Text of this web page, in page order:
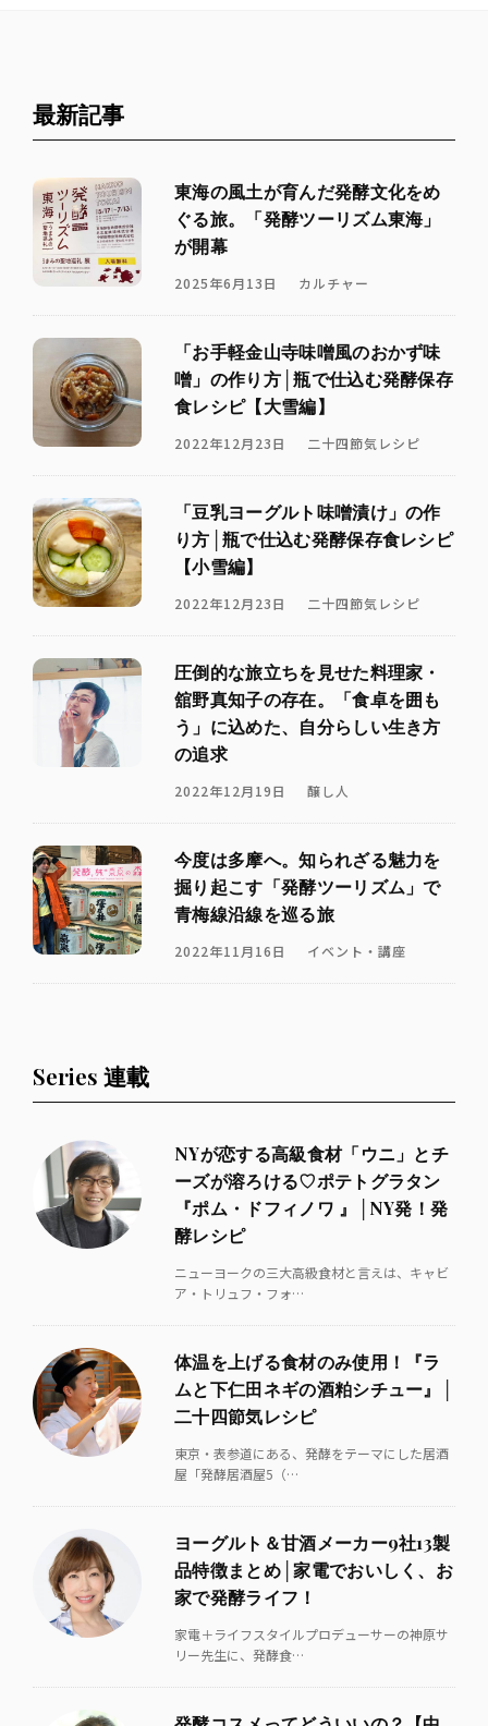
最新記事
東海の風土が育んだ発酵文化をめ
ぐる旅。「発酵ツーリズム東海」
が開幕
2025年6月13日 カルチャー
「お手軽金山寺味噌風のおかず味
噌」の作り方│瓶で仕込む発酵保存
食レシピ【大雪編】
2022年12月23日 二十四節気レシピ
「豆乳ヨーグルト味噌漬け」の作
り方│瓶で仕込む発酵保存食レシピ
【小雪編】
2022年12月23日 二十四節気レシピ
圧倒的な旅立ちを見せた料理家・
舘野真知子の存在。「食卓を囲も
う」に込めた、自分らしい生き方
の追求
2022年12月19日 醸し人
今度は多摩へ。知られざる魅力を
掘り起こす「発酵ツーリズム」で
青梅線沿線を巡る旅
2022年11月16日 イベント・講座
Series 連載
NYが恋する高級食材「ウニ」とチ
ーズが溶ろける♡ポテトグラタン
『ポム・ドフィノワ 』│NY発！発
酵レシピ
ニューヨークの三大高級食材と言えは、キャビ
ア・トリュフ・フォ…
体温を上げる食材のみ使用！『ラ
ムと下仁田ネギの酒粕シチュー』│
二十四節気レシピ
東京・表参道にある、発酵をテーマにした居酒
屋「発酵居酒屋5（…
ヨーグルト＆甘酒メーカー9社13製
品特徴まとめ│家電でおいしく、お
家で発酵ライフ！
家電＋ライフスタイルプロデューサーの神原サ
リー先生に、発酵食…